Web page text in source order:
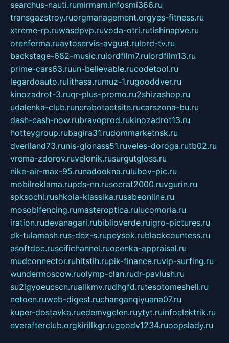
searchus-nauti.rumirmam.infosmi366.ru
transgazstroy.ruorgmanagement.orgyes-fitness.ru
xtreme-rp.ruwasdpvp.ruvoda-otri.rutishinapve.ru
orenferma.ruavtoservis-avgust.rulord-tv.ru
backstage-682-music.rulordfilm7.rulordfilm13.ru
prime-cars63.ruun-believable.rucodetool.ru
legardoauto.rulithasa.rumuz-1.rugooddver.ru
kinozadrot-3.ruqr-plus-promo.ru2shizashop.ru
udalenka-club.runerabotaetsite.rucarszona-bu.ru
dash-cash-now.rubravoprod.rukinozadrot13.ru
hotteygroup.rubagira31.rudommarketnsk.ru
dveriland73.runis-glonass51.ruveles-doroga.rutb02.ru
vrema-zdorov.ruvelonik.rusurgutgloss.ru
nike-air-max-95.runadookna.rulubov-pic.ru
mobilreklama.rupds-nn.rusocrat2000.ruvgurin.ru
spksochi.rushkola-klassika.rusabeonline.ru
mosoblfencing.rumasteroptica.rulucomoria.ru
iration.rudevanagari.rubiblioverde.ruigro-pictures.ru
dk-tulamash.rus-dez-s.rupeysok.rublackcountess.ru
asoftdoc.ruscifichannel.ruocenka-appraisal.ru
mudconnector.ruhitstih.rupik-finance.ruvip-surfing.ru
wundermoscow.ruolymp-clan.rudr-pavlush.ru
su2lgyoeucscn.ruallkmv.rudhgfd.rutesotomeshell.ru
netoen.ruweb-digest.ruchanganqiyuana07.ru
kuper-dostavka.ruedemvgelen.ruytyt.ruinfoelektrik.ru
everafterclub.orgkirillkgr.rugoodv1234.ruoopslady.ru